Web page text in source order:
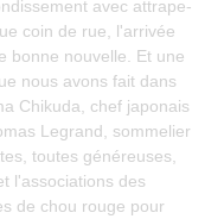
avec attrape-
coin de rue, l'arrivée
bonne nouvelle. Et une
nous avons fait dans
Chikuda, chef japonais
Legrand, sommelier
toutes généreuses,
l'associations des
de chou rouge pour